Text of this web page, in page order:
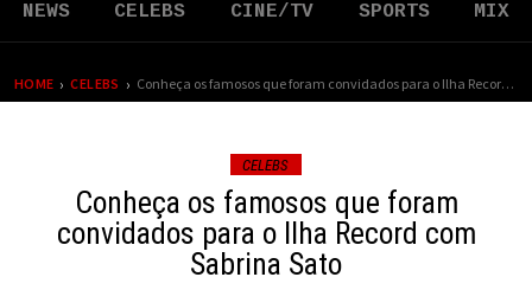
NEWS CELEBS CINE/TV SPORTS MIX
HOME › CELEBS › Conheça os famosos que foram convidados para o Ilha Record com Sabrina Sato
CELEBS
Conheça os famosos que foram
convidados para o Ilha Record com
Sabrina Sato